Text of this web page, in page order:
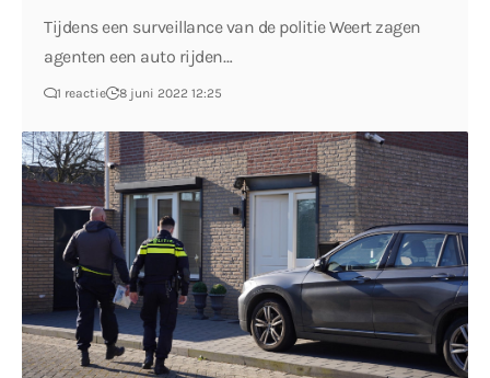
Tijdens een surveillance van de politie Weert zagen
agenten een auto rijden…
1 reactie 8 juni 2022 12:25